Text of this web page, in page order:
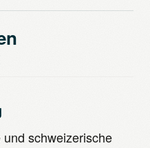
schweizerische